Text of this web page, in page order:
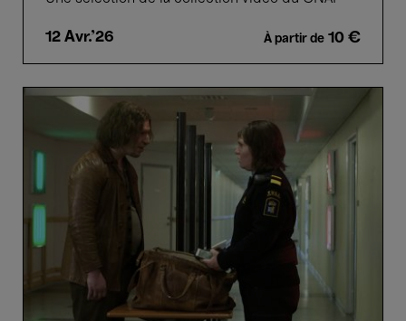
12 Avr.'26 À partir de 10 €
Border